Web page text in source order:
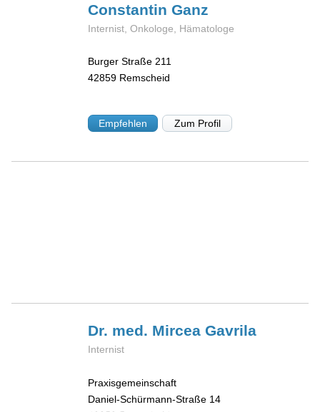
ConstantinGanz
Internist, Onkologe, Hämatologe
Burger Straße 211
42859 Remscheid
Empfehlen Zum Profil
Dr. med. MirceaGavrila
Internist
Praxisgemeinschaft
Daniel-Schürmann-Straße 14